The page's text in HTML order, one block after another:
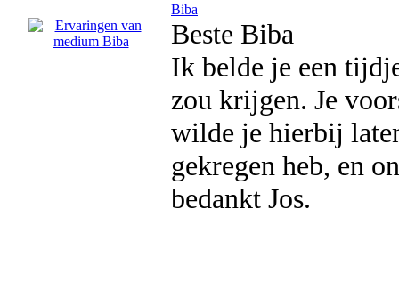
Biba
Beste Biba
Ik belde je een
zou krijgen. Je
wilde je hierbij
gekregen heb, en
bedankt Jos.